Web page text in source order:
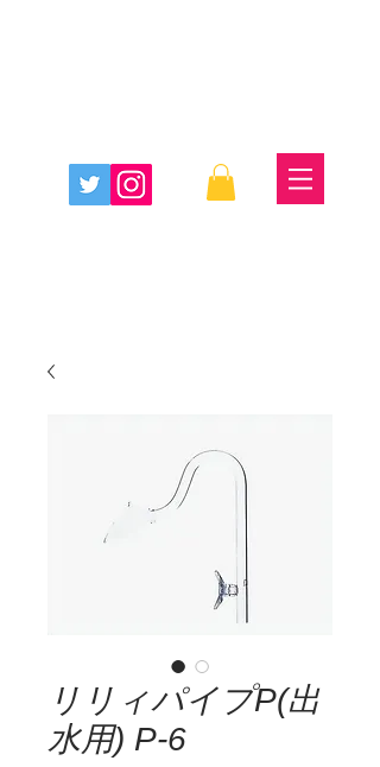
リリィパイプP(出
水用) P-6